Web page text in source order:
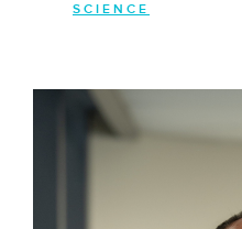
SCIENCE